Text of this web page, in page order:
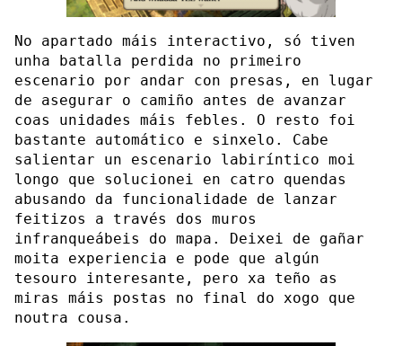
No apartado máis interactivo, só tiven
unha batalla perdida no primeiro
escenario por andar con presas, en lugar
de asegurar o camiño antes de avanzar
coas unidades máis febles. O resto foi
bastante automático e sinxelo. Cabe
salientar un escenario labiríntico moi
longo que solucionei en catro quendas
abusando da funcionalidade de lanzar
feitizos a través dos muros
infranqueábeis do mapa. Deixei de gañar
moita experiencia e pode que algún
tesouro interesante, pero xa teño as
miras máis postas no final do xogo que
noutra cousa.